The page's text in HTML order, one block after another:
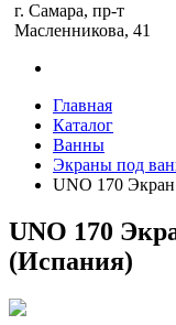
г. Самара, пр-т
Масленникова, 41
Главная
Каталог
Ванны
Экраны под
UNO 170
UNO 170
(Испания)